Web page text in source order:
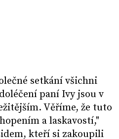
setkání všichni
paní Ivy jsou v
Věříme, že tuto
a laskavostí,"
kteří si zakoupili